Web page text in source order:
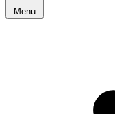
Menu